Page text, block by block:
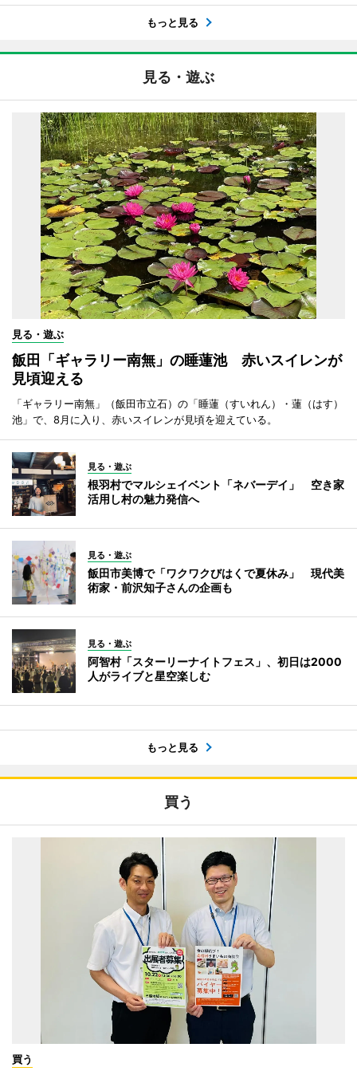
もっと見る
見る・遊ぶ
見る・遊ぶ
飯田「ギャラリー南無」の睡蓮池 赤いスイレンが
見頃迎える
「ギャラリー南無」（飯田市立石）の「睡蓮（すいれん）・蓮（はす）
池」で、8月に入り、赤いスイレンが見頃を迎えている。
見る・遊ぶ
根羽村でマルシェイベント「ネバーデイ」 空き家
活用し村の魅力発信へ
見る・遊ぶ
飯田市美博で「ワクワクびはくで夏休み」 現代美
術家・前沢知子さんの企画も
見る・遊ぶ
阿智村「スターリーナイトフェス」、初日は2000
人がライブと星空楽しむ
もっと見る
買う
買う